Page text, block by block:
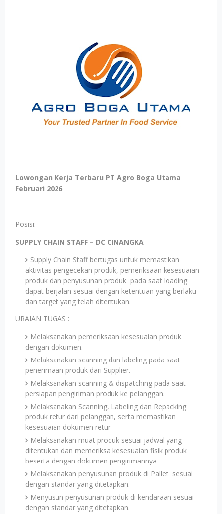
Lowongan Kerja Terbaru PT Agro Boga Utama
Februari 2026
Posisi:
SUPPLY CHAIN STAFF – DC CINANGKA
Supply Chain Staff bertugas untuk memastikan
aktivitas pengecekan produk, pemeriksaan kesesuaian
produk dan penyusunan produk pada saat loading
dapat berjalan sesuai dengan ketentuan yang berlaku
dan target yang telah ditentukan.
URAIAN TUGAS :
Melaksanakan pemeriksaan kesesuaian produk
dengan dokumen.
Melaksanakan scanning dan labeling pada saat
penerimaan produk dari Supplier.
Melaksanakan scanning & dispatching pada saat
persiapan pengiriman produk ke pelanggan.
Melaksanakan Scanning, Labeling dan Repacking
produk retur dari pelanggan, serta memastikan
kesesuaian dokumen retur.
Melaksanakan muat produk sesuai jadwal yang
ditentukan dan memeriksa kesesuaian fisik produk
beserta dengan dokumen pengirimannya.
Melaksanakan penyusunan produk di Pallet sesuai
dengan standar yang ditetapkan.
Menyusun penyusunan produk di kendaraan sesuai
dengan standar yang ditetapkan.